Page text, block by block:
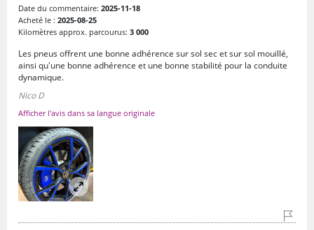
Date du commentaire: 2025-11-18
Acheté le : 2025-08-25
Kilomètres approx. parcourus: 3 000
Les pneus offrent une bonne adhérence sur sol sec et sur sol mouillé,
ainsi qu'une bonne adhérence et une bonne stabilité pour la conduite
dynamique.
Nico D
Afficher l'avis dans sa langue originale